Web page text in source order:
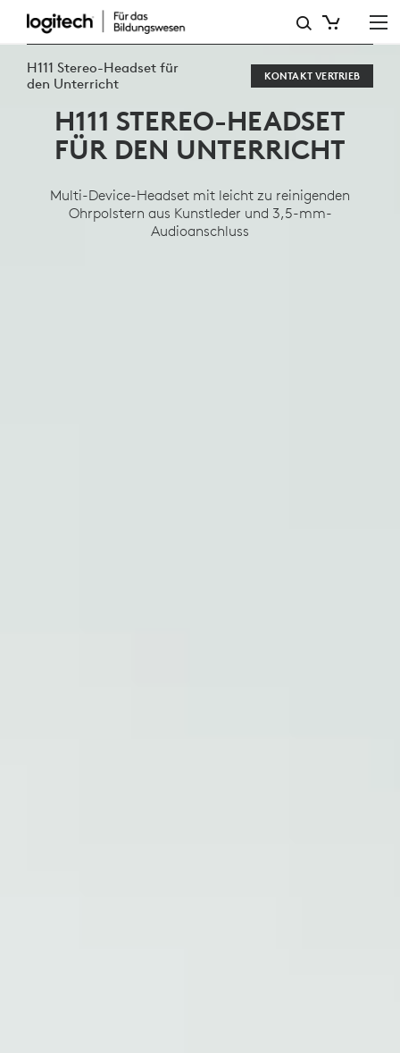
H111
SCHOOL
HEADSET
H111 Stereo-Headset für
den Unterricht
KONTAKT VERTRIEB
H111 STEREO-HEADSET
FÜR DEN UNTERRICHT
Multi-Device-Headset mit leicht zu reinigenden
Ohrpolstern aus Kunstleder und 3,5-mm-
Audioanschluss